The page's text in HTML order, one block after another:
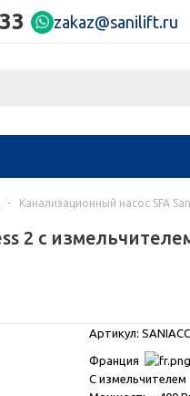
zakaz@sanilift.ru
- Канализационный насос SFA
2 с
Артикул:
Франция
С измельчителем